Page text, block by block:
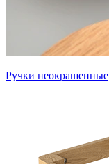
Ручки неокрашенные